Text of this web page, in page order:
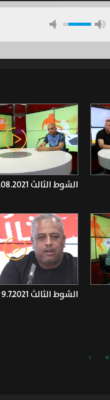
الشوط الثالث 05.08.2021
الشوط الثالث 9.7.2021
»
›